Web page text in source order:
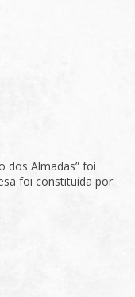
dos Almadas” foi
foi constituída por: